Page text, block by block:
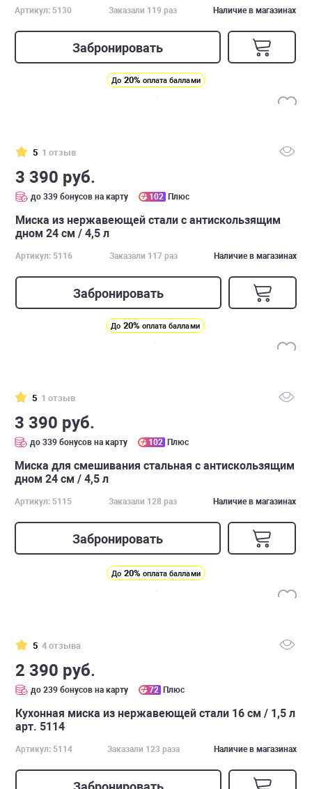
Артикул: 5130 Заказали 119 раз Наличие в магазинах
Забронировать
До 20% оплата баллами
5 1 отзыв
3 390 руб.
до 339 бонусов на карту 102 Плюс
Миска из нержавеющей стали с антискользящим
дном 24 см / 4,5 л
Артикул: 5116 Заказали 117 раз Наличие в магазинах
Забронировать
До 20% оплата баллами
5 1 отзыв
3 390 руб.
до 339 бонусов на карту 102 Плюс
Миска для смешивания стальная с антискользящим
дном 24 см / 4,5 л
Артикул: 5115 Заказали 128 раз Наличие в магазинах
Забронировать
До 20% оплата баллами
5 4 отзыва
2 390 руб.
до 239 бонусов на карту 72 Плюс
Кухонная миска из нержавеющей стали 16 см / 1,5 л
арт. 5114
Артикул: 5114 Заказали 123 раза Наличие в магазинах